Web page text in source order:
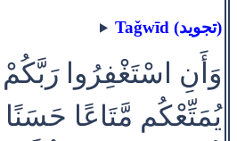
Taǧwīd (تجويد)
وَأَنِ اسْتَغْفِرُوا رَبَّكُمْ
يُمَتِّعْكُم مَّتَاعًا